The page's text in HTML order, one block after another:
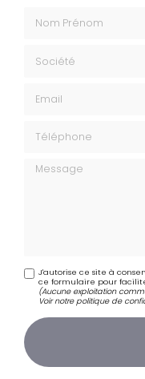
Message
J'autorise ce site à
ce formulaire pour
(Aucune exploitation
Voir notrepolitique de